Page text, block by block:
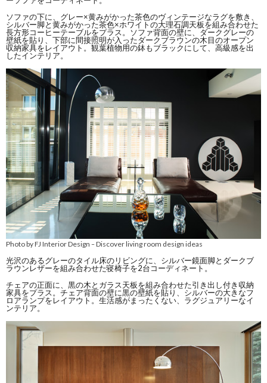
ソファの下に、グレー×黄みがかった茶色のヴィンテージなラグを敷き、
シルバー脚と黄みがかった茶色×ホワイトの大理石調天板を組み合わせた
長方形コーヒーテーブルをプラス。ソファ背面の壁に、ダークグレーの
壁紙を貼り、下部に間接照明が入ったダークブラウンの木目のオープン
収納家具をレイアウト。観葉植物用の鉢もブラックにして、高級感を出
したインテリア。
Photo by FJ Interior Design –Discover living room design ideas
光沢のあるグレーのタイル床のリビングに、シルバー鏡面脚とダークブ
ラウンレザーを組み合わせた寝椅子を2台コーディネート。
チェアの正面に、黒の木とガラス天板を組み合わせた引き出し付き収納
家具をプラス。チェア背面の壁に黒の壁紙を貼り、シルバーの大きなフ
ロアランプをレイアウト。生活感がまったくない、ラグジュアリーなイ
ンテリア。